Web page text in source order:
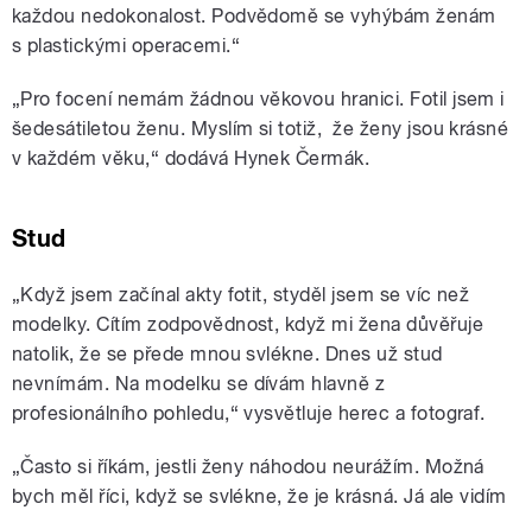
každou nedokonalost. Podvědomě se vyhýbám ženám
s plastickými operacemi.“
„Pro focení nemám žádnou věkovou hranici. Fotil jsem i
šedesátiletou ženu. Myslím si totiž, že ženy jsou krásné
v každém věku,“ dodává Hynek Čermák.
Stud
„Když jsem začínal akty fotit, styděl jsem se víc než
modelky. Cítím zodpovědnost, když mi žena důvěřuje
natolik, že se přede mnou svlékne. Dnes už stud
nevnímám. Na modelku se dívám hlavně z
profesionálního pohledu,“ vysvětluje herec a fotograf.
„Často si říkám, jestli ženy náhodou neurážím. Možná
bych měl říci, když se svlékne, že je krásná. Já ale vidím